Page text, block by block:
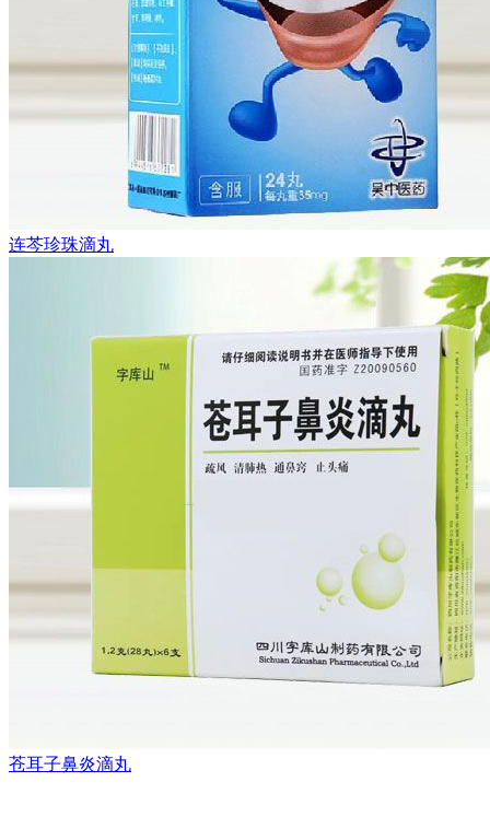
连芩珍珠滴丸
苍耳子鼻炎滴丸